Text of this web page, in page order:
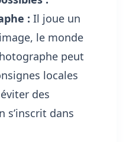
: Il joue un
le monde
peut
locales
des
s’inscrit dans